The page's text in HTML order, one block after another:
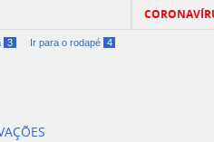
3 Ir para o rodapé 4